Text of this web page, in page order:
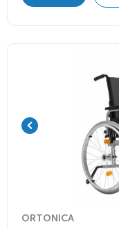
ORTONICA